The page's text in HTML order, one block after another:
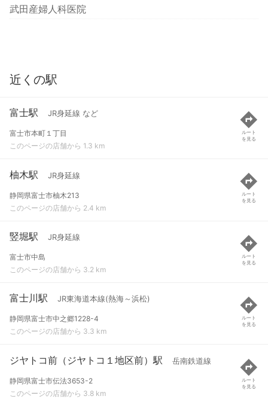
武田産婦人科医院
近くの駅
富士駅 JR身延線 など
富士市本町１丁目
このページの店舗から 1.3 km
ルート
を見る
柚木駅 JR身延線
静岡県富士市柚木213
このページの店舗から 2.4 km
ルート
を見る
竪堀駅 JR身延線
富士市中島
このページの店舗から 3.2 km
ルート
を見る
富士川駅 JR東海道本線(熱海～浜松)
静岡県富士市中之郷1228-4
このページの店舗から 3.3 km
ルート
を見る
ジヤトコ前（ジヤトコ１地区前）駅 岳南鉄道線
静岡県富士市伝法3653-2
このページの店舗から 3.8 km
ルート
を見る